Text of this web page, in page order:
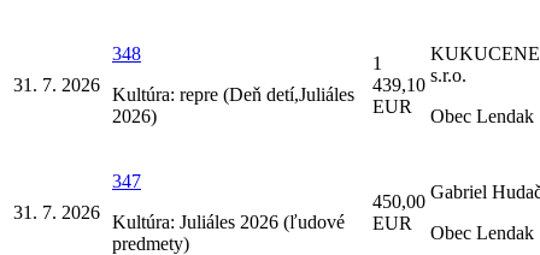
31. 7. 2026
348
Kultúra: repre (Deň detí,Juliáles
2026)
1
439,10
EUR
s.r.o.
Obec Lendak
31. 7. 2026
347
Kultúra: Juliáles 2026 (ľudové
predmety)
450,00
EUR
Gabriel
Obec Lendak